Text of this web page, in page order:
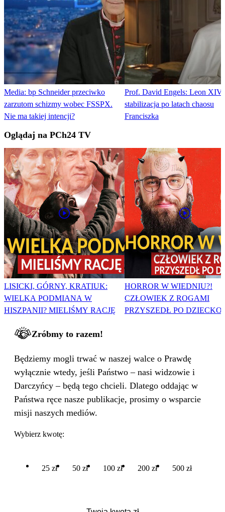
Media: bp Schneider przeciwko
zarzutom schizmy wobec FSSPX.
Nie ma takiej intencji?
Prof. David Engels: Leon XIV
stabilizacja po latach chaosu
Franciszka
Oglądaj na PCh24 TV
LISICKI, GÓRNY, KRATIUK:
WIELKA PODMIANA W
HISZPANII? MIELIŚMY RACJĘ
HORROR W WIEDNIU?!
CZŁOWIEK Z ROGAMI
PRZYSZEDŁ PO DZIECKO
Zróbmy to razem!
Będziemy mogli trwać w naszej walce o Prawdę
wyłącznie wtedy, jeśli Państwo – nasi widzowie i
Darczyńcy – będą tego chcieli. Dlatego oddając w
Państwa ręce nasze publikacje, prosimy o wsparcie
misji naszych mediów.
Wybierz kwotę:
25 zł 50 zł 100 zł 200 zł 500 zł